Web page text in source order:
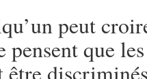
peut
pensent que
être